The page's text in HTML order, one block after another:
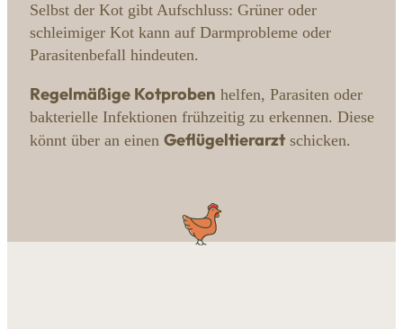
Selbst der Kot gibt Aufschluss: Grüner oder
schleimiger Kot kann auf Darmprobleme oder
Parasitenbefall hindeuten.
Regelmäßige Kotproben helfen, Parasiten oder
bakterielle Infektionen frühzeitig zu erkennen. Diese
könnt über an einen Geflügeltierarzt schicken.